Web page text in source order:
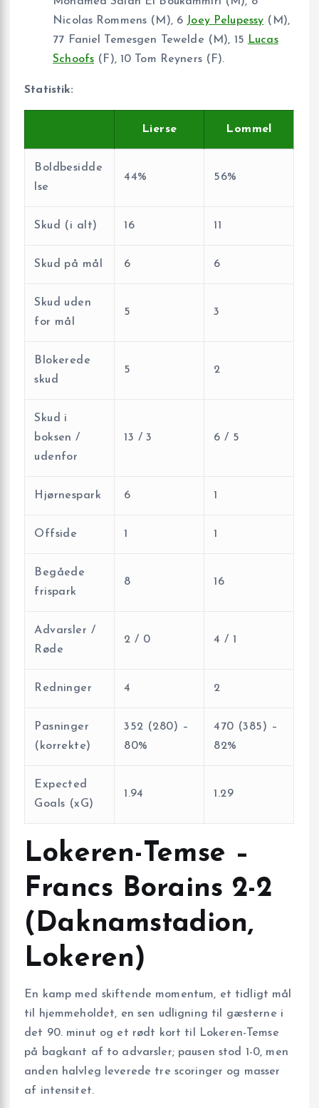
Nicolas Rommens (M), 6 Joey Pelupessy (M),
77 Faniel Temesgen Tewelde (M), 15 Lucas
Schoofs (F), 10 Tom Reyners (F).
Statistik:
Lierse Lommel
Boldbesidde
lse
44% 56%
Skud (i alt) 16 11
Skud på mål 6 6
Skud uden
for mål
5 3
Blokerede
skud
5 2
Skud i
boksen /
udenfor
13 / 3 6 / 5
Hjørnespark 6 1
Offside 1 1
Begåede
frispark
8 16
Advarsler /
Røde
2 / 0 4 / 1
Redninger 4 2
Pasninger
(korrekte)
352 (280) –
80%
470 (385) –
82%
Expected
Goals (xG)
1.94 1.29
Lokeren-Temse –
Francs Borains 2-2
(Daknamstadion,
Lokeren)
En kamp med skiftende momentum, et tidligt mål
til hjemmeholdet, en sen udligning til gæsterne i
det 90. minut og et rødt kort til Lokeren-Temse
på bagkant af to advarsler; pausen stod 1-0, men
anden halvleg leverede tre scoringer og masser
af intensitet.